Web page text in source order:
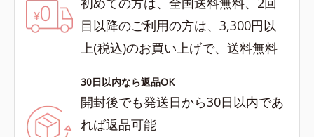
目以降のご利用の方は、3,300円以
上(税込)のお買い上げで、送料無料
30日以内なら返品OK
開封後でも発送日から30日以内であ
れば返品可能